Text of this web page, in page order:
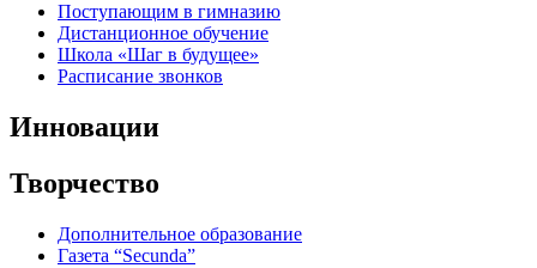
Поступающим в гимназию
Дистанционное обучение
Школа «Шаг в будущее»
Расписание звонков
Инновации
Творчество
Дополнительное образование
Газета “Secunda”